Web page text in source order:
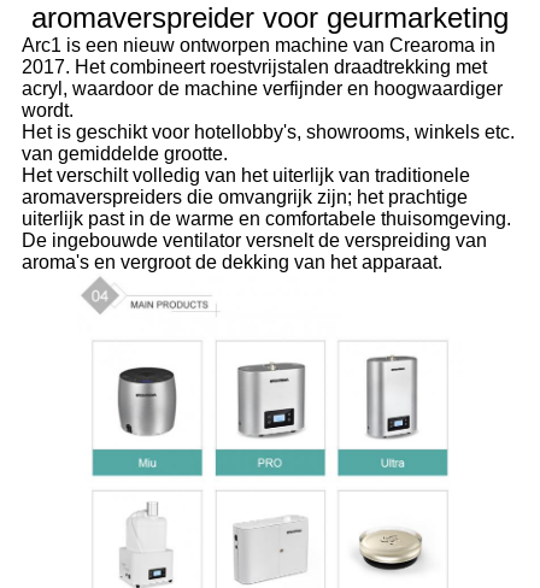
aromaverspreider voor geurmarketing
Arc1 is een nieuw ontworpen machine van Crearoma in
2017. Het combineert roestvrijstalen draadtrekking met
acryl, waardoor de machine verfijnder en hoogwaardiger
wordt.
Het is geschikt voor hotellobby's, showrooms, winkels etc.
van gemiddelde grootte.
Het verschilt volledig van het uiterlijk van traditionele
aromaverspreiders die omvangrijk zijn; het prachtige
uiterlijk past in de warme en comfortabele thuisomgeving.
De ingebouwde ventilator versnelt de verspreiding van
aroma's en vergroot de dekking van het apparaat.